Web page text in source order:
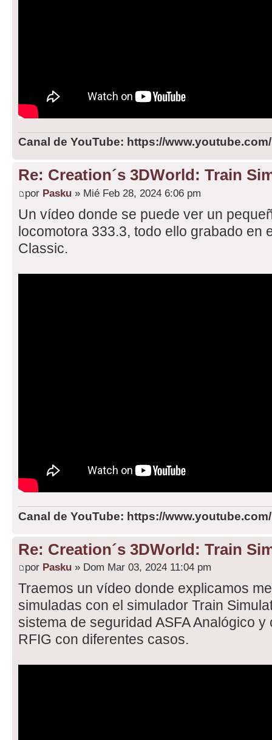
Canal de YouTube: https://
Re: Creation´s 3DWorld: Train
por Pasku » Mié Feb 28, 2024 6:06 pm
Un vídeo donde se puede ver un
locomotora 333.3, todo ello grabado en
Classic.
Canal de YouTube: https://
Re: Creation´s 3DWorld: Train
por Pasku » Dom Mar 03, 2024 11:04 pm
Traemos un vídeo donde explicamos
simuladas con el simulador Train
sistema de seguridad ASFA Analógico
RFIG con diferentes casos.